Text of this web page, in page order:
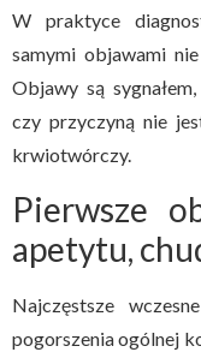
W praktyce
samymi objawami
Objawy są
czy przyczyną nie
krwiotwórczy.
Pierwsze
apetytu,
Najczęstsze
pogorszenia ogólnej